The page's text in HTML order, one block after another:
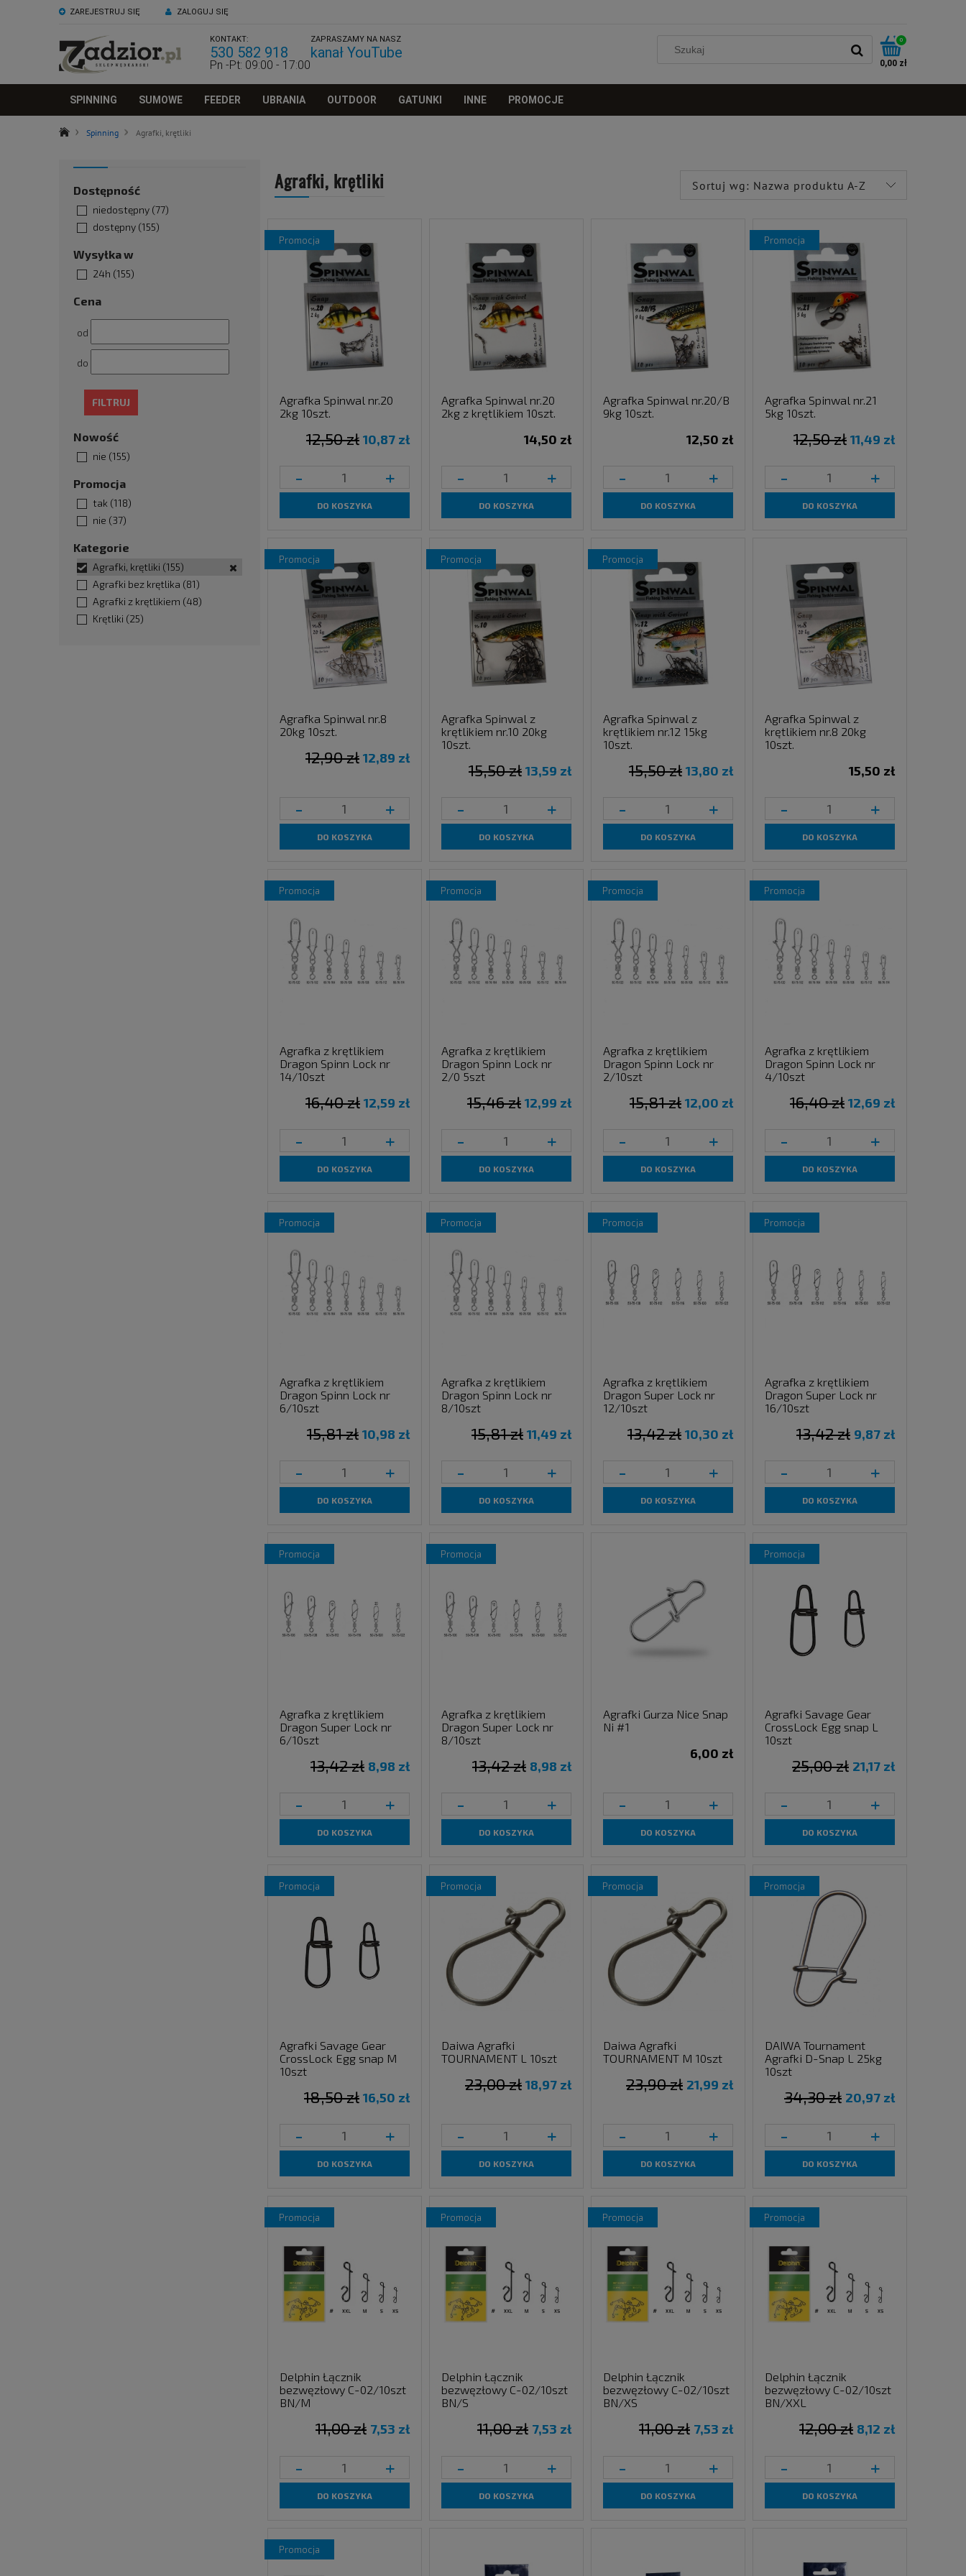
ZAREJESTRUJ SIĘ ZALOGUJ SIĘ
KONTAKT:
530 582 918
Pn -Pt: 09:00 - 17:00
ZAPRASZAMY NA NASZ
kanał YouTube
0
0,00 zł
SPINNING SUMOWE FEEDER UBRANIA OUTDOOR GATUNKI INNE PROMOCJE
Spinning Agrafki, krętliki
Kategorie
Agrafki, krętliki (155)
Agrafki bez krętlika (81)
Agrafki z krętlikiem (48)
Krętliki (25)
Dostępność
niedostępny (77)
dostępny (155)
Wysyłka w
24h (155)
Cena
od
do
FILTRUJ
Nowość
nie (155)
Promocja
tak (118)
nie (37)
Agrafki, krętliki Sortuj wg: Nazwa produktu A-Z
Agrafka Spinwal nr.20
2kg 10szt.
10,87 zł
12,50 zł
- +
DO KOSZYKA
promocja
Agrafka Spinwal nr.20
2kg z krętlikiem 10szt.
14,50 zł
- +
DO KOSZYKA
Agrafka Spinwal nr.20/B
9kg 10szt.
12,50 zł
- +
DO KOSZYKA
Agrafka Spinwal nr.21
5kg 10szt.
11,49 zł
12,50 zł
- +
DO KOSZYKA
promocja
Agrafka Spinwal nr.8
20kg 10szt.
12,89 zł
12,90 zł
- +
DO KOSZYKA
promocja
Agrafka Spinwal z
krętlikiem nr.10 20kg
10szt.
13,59 zł
15,50 zł
- +
DO KOSZYKA
promocja
Agrafka Spinwal z
krętlikiem nr.12 15kg
10szt.
13,80 zł
15,50 zł
- +
DO KOSZYKA
promocja
Agrafka Spinwal z
krętlikiem nr.8 20kg
10szt.
15,50 zł
- +
DO KOSZYKA
Agrafka z krętlikiem
Dragon Spinn Lock nr
14/10szt
12,59 zł
16,40 zł
- +
DO KOSZYKA
promocja
Agrafka z krętlikiem
Dragon Spinn Lock nr
2/0 5szt
12,99 zł
15,46 zł
- +
DO KOSZYKA
promocja
Agrafka z krętlikiem
Dragon Spinn Lock nr
2/10szt
12,00 zł
15,81 zł
- +
DO KOSZYKA
promocja
Agrafka z krętlikiem
Dragon Spinn Lock nr
4/10szt
12,69 zł
16,40 zł
- +
DO KOSZYKA
promocja
Agrafka z krętlikiem
Dragon Spinn Lock nr
6/10szt
10,98 zł
15,81 zł
- +
DO KOSZYKA
promocja
Agrafka z krętlikiem
Dragon Spinn Lock nr
8/10szt
11,49 zł
15,81 zł
- +
DO KOSZYKA
promocja
Agrafka z krętlikiem
Dragon Super Lock nr
12/10szt
10,30 zł
13,42 zł
- +
DO KOSZYKA
promocja
Agrafka z krętlikiem
Dragon Super Lock nr
16/10szt
9,87 zł
13,42 zł
- +
DO KOSZYKA
promocja
Agrafka z krętlikiem
Dragon Super Lock nr
6/10szt
8,98 zł
13,42 zł
- +
DO KOSZYKA
promocja
Agrafka z krętlikiem
Dragon Super Lock nr
8/10szt
8,98 zł
13,42 zł
- +
DO KOSZYKA
promocja
Agrafki Gurza Nice Snap
Ni #1
6,00 zł
- +
DO KOSZYKA
Agrafki Savage Gear
CrossLock Egg snap L
10szt
21,17 zł
25,00 zł
- +
DO KOSZYKA
promocja
Agrafki Savage Gear
CrossLock Egg snap M
10szt
16,50 zł
18,50 zł
- +
DO KOSZYKA
promocja
Daiwa Agrafki
TOURNAMENT L 10szt
18,97 zł
23,00 zł
- +
DO KOSZYKA
promocja
Daiwa Agrafki
TOURNAMENT M 10szt
21,99 zł
23,90 zł
- +
DO KOSZYKA
promocja
DAIWA Tournament
Agrafki D-Snap L 25kg
10szt
20,97 zł
34,30 zł
- +
DO KOSZYKA
promocja
Delphin Łącznik
bezwęzłowy C-02/10szt
BN/M
7,53 zł
11,00 zł
- +
DO KOSZYKA
promocja
Delphin Łącznik
bezwęzłowy C-02/10szt
BN/S
7,53 zł
11,00 zł
- +
DO KOSZYKA
promocja
Delphin Łącznik
bezwęzłowy C-02/10szt
BN/XS
7,53 zł
11,00 zł
- +
DO KOSZYKA
promocja
Delphin Łącznik
bezwęzłowy C-02/10szt
BN/XXL
8,12 zł
12,00 zł
- +
DO KOSZYKA
promocja
promocja